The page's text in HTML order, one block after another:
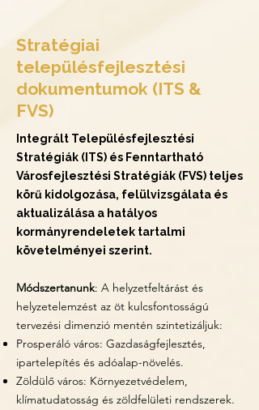
Stratégiai
településfejlesztési
dokumentumok (ITS &
FVS)
Integrált Településfejlesztési
Stratégiák (ITS) és Fenntartható
Városfejlesztési Stratégiák (FVS) teljes
körű kidolgozása, felülvizsgálata és
aktualizálása a hatályos
kormányrendeletek tartalmi
követelményei szerint.
Módszertanunk: A helyzetfeltárást és
helyzetelemzést az öt kulcsfontosságú
tervezési dimenzió mentén szintetizáljuk:
Prosperáló város: Gazdaságfejlesztés,
ipartelepítés és adóalap-növelés.
Zöldülő város: Környezetvédelem,
klímatudatosság és zöldfelületi rendszerek.